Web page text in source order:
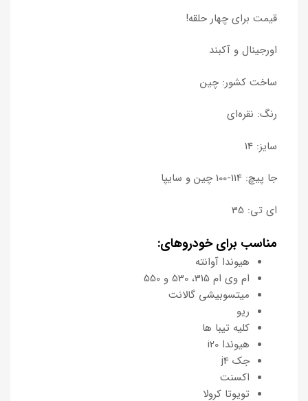
قیمت برای چهار حلقه!
اورجینال و آکبند
ساخت کشور: چین
رنگ: نقره‌ای
سایز: 14
جا پیچ: 114-100 چین و سایپا
ای تی: 35
مناسب برای خودروهای:
هیوندا آوانته
ام وی ام 315، 530 و 550
میتسوبیشی گالانت
ریو
کلیه تیبا ها
هیوندا i20
جک j4
اکسنت
تویوتا کرولا